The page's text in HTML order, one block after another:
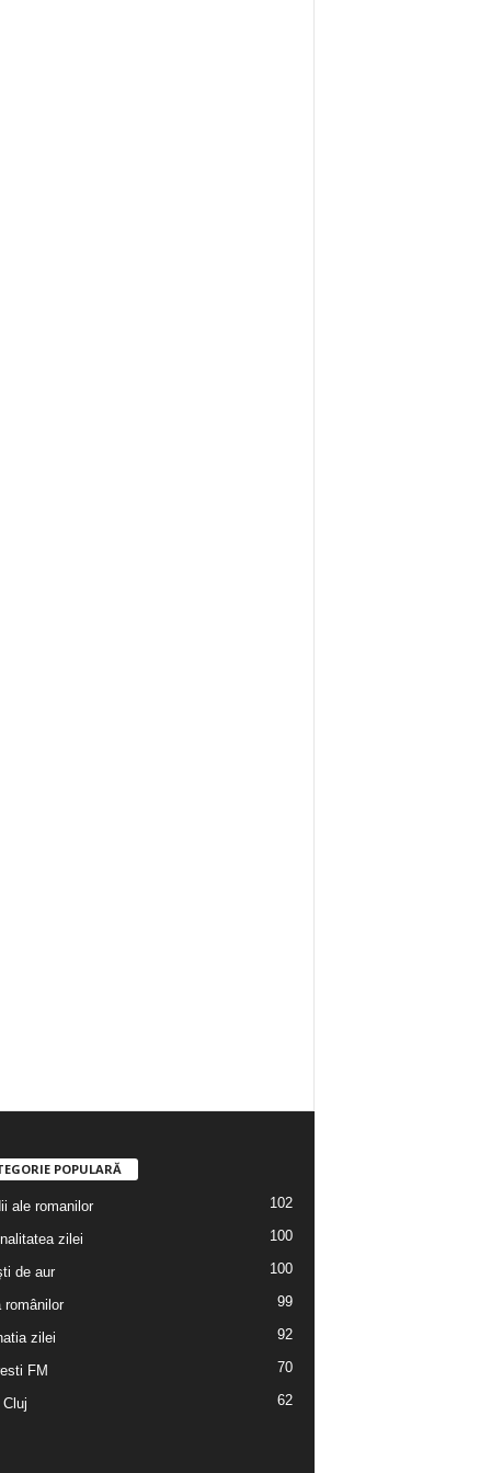
POPULARĂ
ale romanilor 102
zilei 100
de aur 100
românilor 99
zilei 92
FM 70
Cluj 62